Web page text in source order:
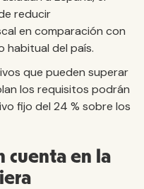
reducir
en comparación con
habitual del país.
que pueden superar
los requisitos podrán
fijo del 24 % sobre los
cuenta en la